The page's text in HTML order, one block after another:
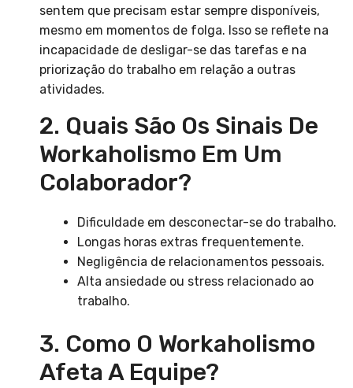
sentem que precisam estar sempre disponíveis,
mesmo em momentos de folga. Isso se reflete na
incapacidade de desligar-se das tarefas e na
priorização do trabalho em relação a outras
atividades.
2. Quais São Os Sinais De
Workaholismo Em Um
Colaborador?
Dificuldade em desconectar-se do trabalho.
Longas horas extras frequentemente.
Negligência de relacionamentos pessoais.
Alta ansiedade ou stress relacionado ao
trabalho.
3. Como O Workaholismo
Afeta A Equipe?